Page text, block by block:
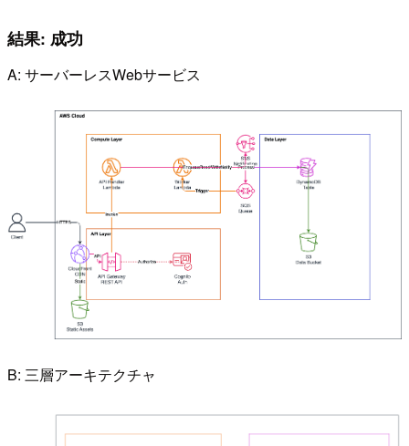
結果: 成功
A: サーバーレスWebサービス
B: 三層アーキテクチャ